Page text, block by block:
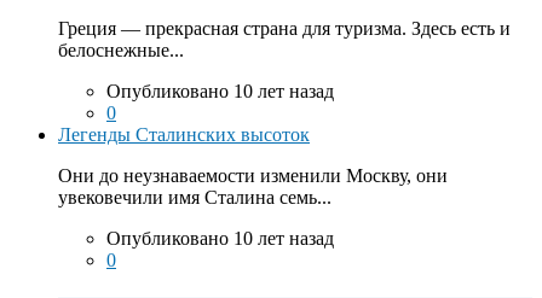
Греция — прекрасная страна для туризма. Здесь есть и
белоснежные...
Опубликовано 10 лет назад
0
Легенды Сталинских высоток
Они до неузнаваемости изменили Москву, они
увековечили имя Сталина семь...
Опубликовано 10 лет назад
0